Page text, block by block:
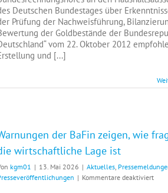
Deutschen
Bundesbank
Deutschen Bundestages über
Prüfung der Nachweisführung,
der Goldbestände der
vom 22. Oktober 2012
und [...]
der BaFin zeigen, wie
wirtschaftliche Lage ist
kgm01 | 13. Mai 2026 | Aktuelles,
| Kommentare deaktiviertfür